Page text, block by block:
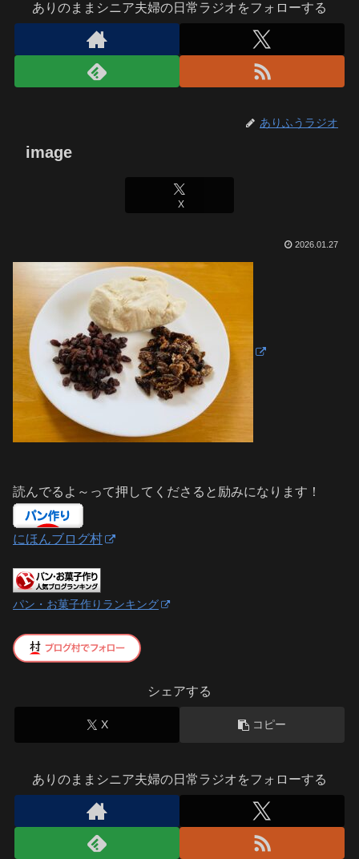
ありのままシニア夫婦の日常ラジオをフォローする
ありふうラジオ
image
X
2026.01.27
読んでるよ～って押してくださると励みになります！
にほんブログ村
パン・お菓子作りランキング
シェアする
X コピー
ありのままシニア夫婦の日常ラジオをフォローする